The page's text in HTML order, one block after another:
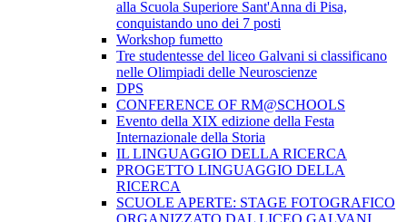
alla Scuola Superiore Sant'Anna di Pisa,
conquistando uno dei 7 posti
Workshop fumetto
Tre studentesse del liceo Galvani si classificano
nelle Olimpiadi delle Neuroscienze
DPS
CONFERENCE OF RM@SCHOOLS
Evento della XIX edizione della Festa
Internazionale della Storia
IL LINGUAGGIO DELLA RICERCA
PROGETTO LINGUAGGIO DELLA
RICERCA
SCUOLE APERTE: STAGE FOTOGRAFICO